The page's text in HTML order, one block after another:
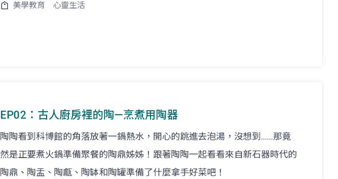
美學教育 心靈生活
EP02：古人廚房裡的陶—烹煮用陶器
陶陶看到科博館的角落放著一鍋熱水，開心的跳進去泡湯，沒想到......那竟
然是正要煮火鍋準備聚餐的陶鼎姊姊！跟著陶陶一起看看來自新石器時代的
陶鼎、陶盂、陶甗、陶缽和陶罐準備了什麼拿手好菜吧！